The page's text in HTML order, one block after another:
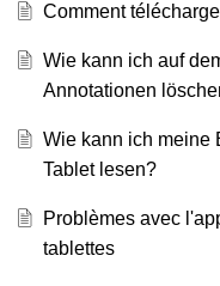
Comment
Wie kann ich auf
Annotationen
Wie kann ich meine
Tablet lesen?
Problèmes avec
tablettes